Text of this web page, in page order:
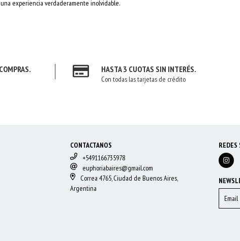
experiencia verdaderamente inolvidable.
HASTA 3 CUOTAS SIN INTERÉS.
Con todas las tarjetas de crédito
CONTACTANOS
+5491166735978
euphoriabaires@gmail.com
Correa 4765, Ciudad de Buenos Aires,
Argentina
REDES